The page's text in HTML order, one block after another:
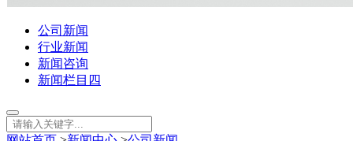
公司新闻
行业新闻
新闻咨询
新闻栏目四